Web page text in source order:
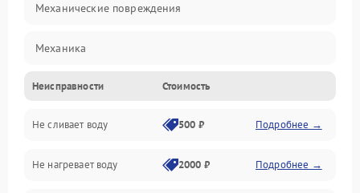
Механические повреждения
Механика
Управление
Электропитание
Датчики
Неисправности Стоимость
Не сливает воду 500 ₽ Подробнее →
Не нагревает воду 2000 ₽ Подробнее →